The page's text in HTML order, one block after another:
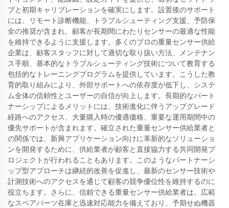
プと初期キャリブレーションを確実にします。設置後のサポート
には、リモート診断機能、トラブルシューティング支援、予防保
全の推奨が含まれ、顧客が長期間にわたりセンサーの最適な性能
を維持できるように支援します。多くのプロの重量センサー供給
企業は、顧客スタッフに対して適切な取り扱い方法、メンテナン
ス手順、基本的なトラブルシューティング技術について教育する
包括的なトレーニングプログラムを提供しています。こうした教
育的取り組みにより、外部サポートへの依存度が低下し、システ
ム全体の信頼性とユーザーの自信が向上します。長期的なパート
ナーシップによるメリットには、技術進化に伴うアップグレード
経路へのアクセス、大量購入時の優遇価格、重要な運用期間中の
優先サポートが含まれます。確立された重量センサー供給業者と
の関係では、新興アプリケーション向けに革新的なソリューショ
ンを開発するために、供給業者が顧客と直接協力する共同開発プ
ロジェクトが行われることもあります。このようなパートナーシ
ップ型アプローチは継続的改善を促進し、最新のセンサー技術や
計測技術へのアクセスを通じて顧客の競争優位性を維持するのに
役立ちます。さらに、信頼できる重量センサー供給業者は、広範
なスペアパーツ在庫と迅速対応能力を備えており、予期せぬ機器